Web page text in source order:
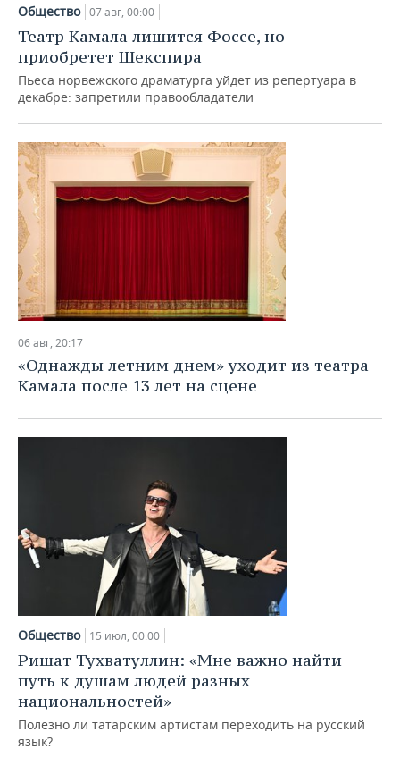
НЕФТЕХИМИЯ
НЕФТЬ
ОПК
ЭНЕРГЕТИКА
РОЗНИЧНАЯ ТОРГОВЛЯ
ТРАНСПОРТ
НОВОСТИ ТЕХНОЛОГИЙ
IT
ТЕЛЕКОММУНИКАЦИИ
МЕРОПРИЯТИЯ
НОВОСТИ МЕРОПРИЯТИЙ
БИЗНЕС-БРАНЧИ
ONLINE-КОНФЕРЕНЦИИ
ОТКРЫТАЯ ЛЕКЦИЯ
СПОРТ
ФУТБОЛ
ХОККЕЙ
БАСКЕТБОЛ
ВОЛЕЙБОЛ
КИБЕРСПОРТ
ФИГУРНОЕ КАТАНИЕ
НОВОСТИ ОБЩЕСТВА
ВЛАСТЬ
ИНФРАСТРУКТУРА
ИСТОРИЯ
КУЛЬТУРА
МЕДИЦИНА
ФОТОГАЛЕРЕЯ
СЮЖЕТЫ
СПРАВОЧНИК
СПИСОК ПЕРСОН
СПИСОК КОМПАНИЙ
ПОЛНАЯ ВЕРСИЯ
Общество 07 авг, 00:00
Театр Камала лишится Фоссе, но
приобретет Шекспира
Пьеса норвежского драматурга уйдет из репертуара в
декабре: запретили правообладатели
06 авг, 20:17
«Однажды летним днем» уходит из театра
Камала после 13 лет на сцене
Общество 15 июл, 00:00
Ришат Тухватуллин: «Мне важно найти
путь к душам людей разных
национальностей»
Полезно ли татарским артистам переходить на русский
язык?